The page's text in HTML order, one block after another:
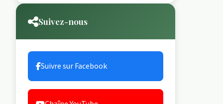
Suivez-nous
Suivre sur Facebook